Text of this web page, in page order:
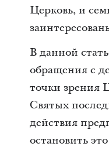
Церковь, и
В данной
обращения с
точки зрения
Святых
действия
остановить